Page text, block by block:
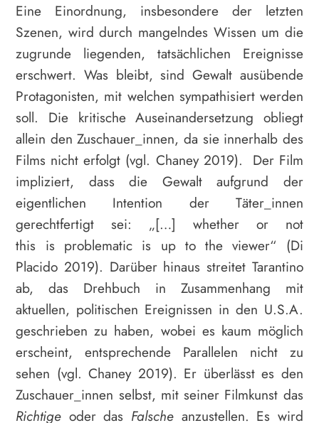
Eine Einordnung, insbesondere der letzten
Szenen, wird durch mangelndes Wissen um die
zugrunde liegenden, tatsächlichen Ereignisse
erschwert. Was bleibt, sind Gewalt ausübende
Protagonisten, mit welchen sympathisiert werden
soll. Die kritische Auseinandersetzung obliegt
allein den Zuschauer_innen, da sie innerhalb des
Films nicht erfolgt (vgl. Chaney 2019). Der Film
impliziert, dass die Gewalt aufgrund der
eigentlichen Intention der Täter_innen
gerechtfertigt sei: „[…] whether or not
this is problematic is up to the viewer“ (Di
Placido 2019). Darüber hinaus streitet Tarantino
ab, das Drehbuch in Zusammenhang mit
aktuellen, politischen Ereignissen in den U.S.A.
geschrieben zu haben, wobei es kaum möglich
erscheint, entsprechende Parallelen nicht zu
sehen (vgl. Chaney 2019). Er überlässt es den
Zuschauer_innen selbst, mit seiner Filmkunst das
Richtige oder das Falsche anzustellen. Es wird